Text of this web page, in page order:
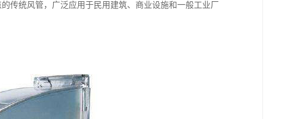
传统风管，广泛应用于民用建筑、商业设施和一般工业厂